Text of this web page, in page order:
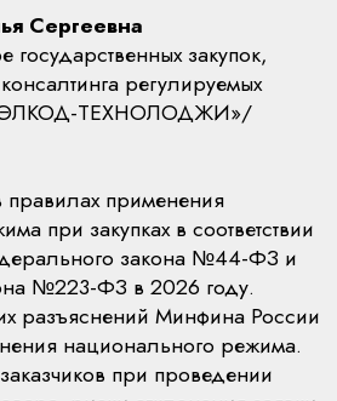
Сергеевна
закупок,
регулируемых
«ЭЛКОД-ТЕХНОЛОДЖИ»/
правилах применения
при закупках в соответствии
закона №44-ФЗ и
№223-ФЗ в 2026 году.
разъяснений Минфина России
национального режима.
при проведении